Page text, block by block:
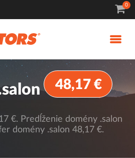
0
48,17 €
€. Predĺženie domény .salon
domény .salon 48,17 €.